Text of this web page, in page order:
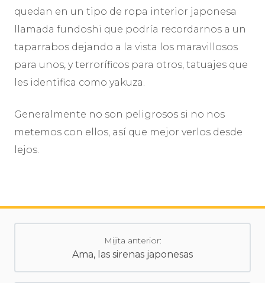
quedan en un tipo de ropa interior japonesa
llamada fundoshi que podría recordarnos a un
taparrabos dejando a la vista los maravillosos
para unos, y terroríficos para otros, tatuajes que
les identifica como yakuza.
Generalmente no son peligrosos si no nos
metemos con ellos, así que mejor verlos desde
lejos.
Mijita anterior:
Ama, las sirenas japonesas